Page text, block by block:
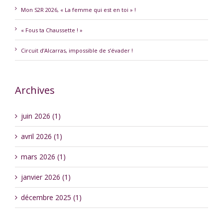
Mon S2R 2026, « La femme qui est en toi » !
« Fous ta Chaussette ! »
Circuit d’Alcarras, impossible de s’évader !
Archives
juin 2026 (1)
avril 2026 (1)
mars 2026 (1)
janvier 2026 (1)
décembre 2025 (1)